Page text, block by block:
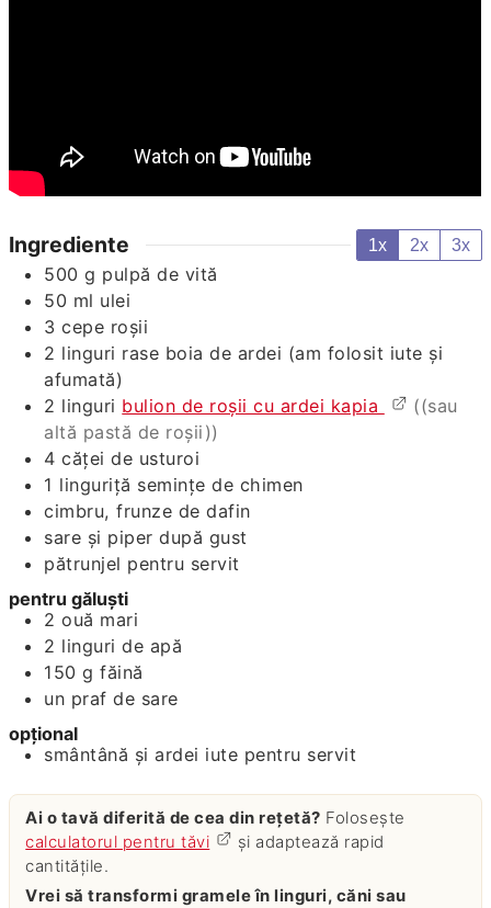
Ingrediente 1x 2x 3x
500 g pulpă de vită
50 ml ulei
3 cepe roșii
2 linguri rase boia de ardei (am folosit iute și
afumată)
2 linguri bulion de roșii cu ardei kapia
((sau
altă pastă de roșii))
4 căței de usturoi
1 linguriță semințe de chimen
cimbru, frunze de dafin
sare și piper după gust
pătrunjel pentru servit
pentru găluști
2 ouă mari
2 linguride apă
150 g făină
un praf de sare
opțional
smântână și ardei iute pentru servit
Ai o tavă diferită de cea din rețetă? Folosește
calculatorul pentru tăvi
și adaptează rapid
cantitățile.
Vrei să transformi gramele în linguri, căni sau